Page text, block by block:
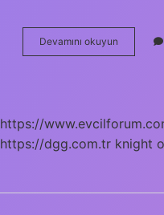
Devamını okuyun
Nisanda
https://
https://dgg.com.tr knight